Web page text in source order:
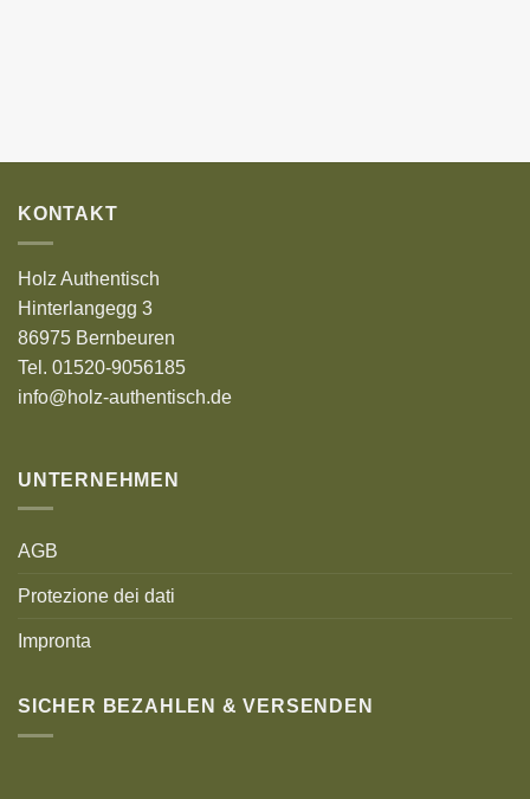
KONTAKT
Holz Authentisch
Hinterlangegg 3
86975 Bernbeuren
Tel. 01520-9056185
info@holz-authentisch.de
UNTERNEHMEN
AGB
Protezione dei dati
Impronta
SICHER BEZAHLEN & VERSENDEN